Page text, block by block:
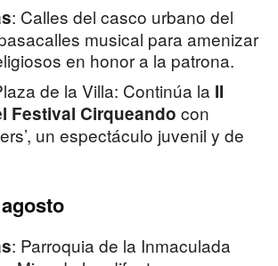
: Calles del casco urbano del
musical para amenizar
en honor a la patrona.
de la Villa: Continúa la II
Festival Cirqueando con
un espectáculo juvenil y de
: Parroquia de la Inmaculada